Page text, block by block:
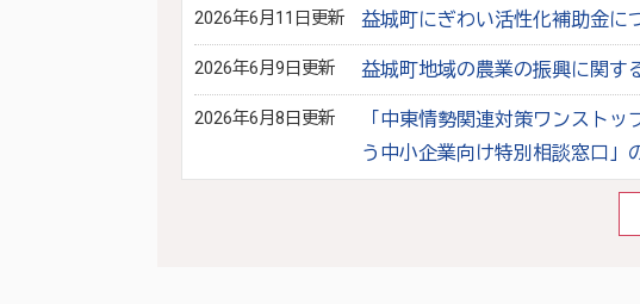
2026年6月11日更新 益城町にぎわい活性化補助金に
2026年6月9日更新 益城町地域の農業の振興に関す
2026年6月8日更新
「中東情勢関連対策ワンスト
う中小企業向け特別相談窓口」